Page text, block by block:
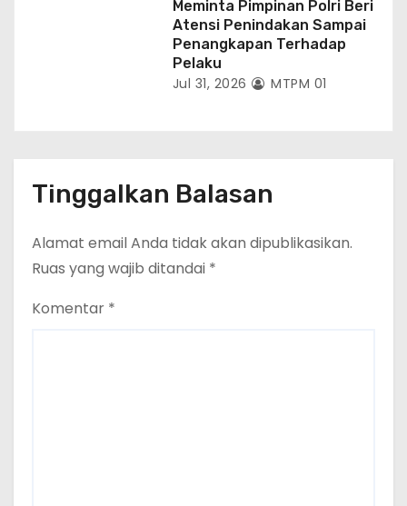
Meminta Pimpinan Polri Beri
Atensi Penindakan Sampai
Penangkapan Terhadap
Pelaku
Jul 31, 2026 MTPM 01
Tinggalkan Balasan
Alamat email Anda tidak akan dipublikasikan.
Ruas yang wajib ditandai *
Komentar *